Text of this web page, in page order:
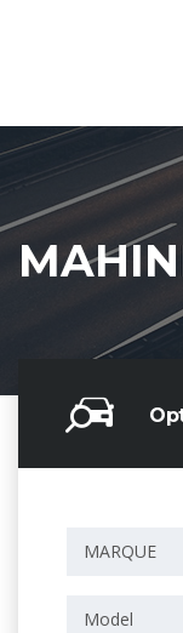
MARQUE
Model